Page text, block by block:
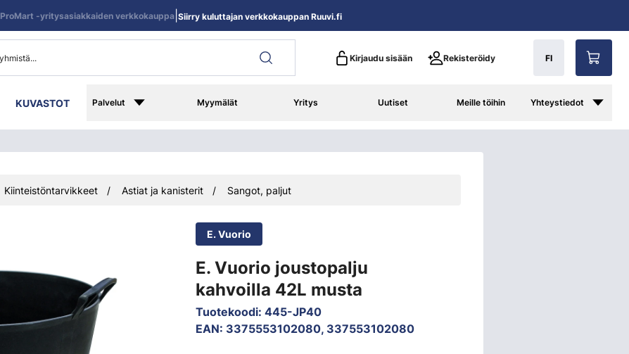
Kirjaudu sisään Rekisteröidy FI
KUVASTOT Palvelut Myymälät Yritys Uutiset Meille töihin Yhteystiedot
ProMart -yritysasiakkaiden verkkokauppa| Siirry kuluttajan verkkokauppan Ruuvi.fi
Kiinteistöntarvikkeet Astiat ja kanisterit Sangot, paljut
E. Vuorio
E. Vuorio joustopalju
kahvoilla 42L musta
Tuotekoodi: 445-JP40
EAN: 3375553102080, 337553102080